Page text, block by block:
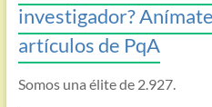
investigador?
artículos de PqA
Somos una élite de 2.927.